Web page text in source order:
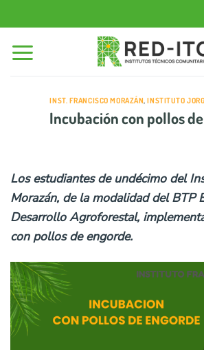
al
contenido
INST. FRANCISCO MORAZÁN,INSTITUTO
Incubación con pollos
Los estudiantes de undécimo del
Morazán, de la modalidad del BTP
Desarrollo Agroforestal,
con pollos de engorde.